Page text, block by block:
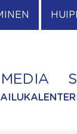
MEDIA